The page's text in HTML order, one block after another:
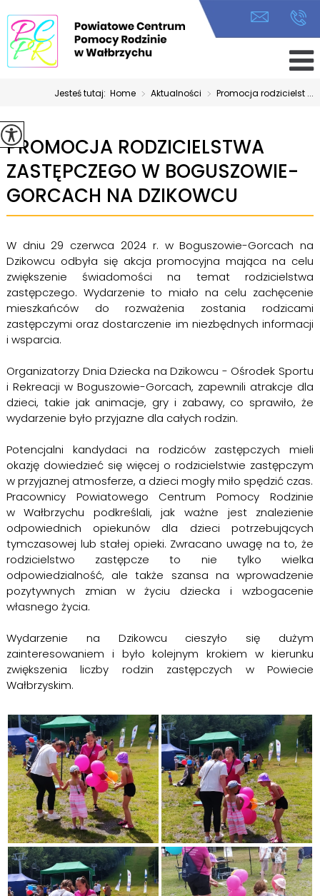
Jesteś tutaj:Home > Aktualności > Promocja rodzicielst ...
PROMOCJA RODZICIELSTWA
ZASTĘPCZEGO W BOGUSZOWIE-
GORCACH NA DZIKOWCU
W dniu 29 czerwca 2024 r. w Boguszowie-Gorcach na
Dzikowcu odbyła się akcja promocyjna mająca na celu
zwiększenie świadomości na temat rodzicielstwa
zastępczego. Wydarzenie to miało na celu zachęcenie
mieszkańców do rozważenia zostania rodzicami
zastępczymi oraz dostarczenie im niezbędnych informacji
i wsparcia.
Organizatorzy Dnia Dziecka na Dzikowcu - Ośrodek Sportu
i Rekreacji w Boguszowie-Gorcach, zapewnili atrakcje dla
dzieci, takie jak animacje, gry i zabawy, co sprawiło, że
wydarzenie było przyjazne dla całych rodzin.
Potencjalni kandydaci na rodziców zastępczych mieli
okazję dowiedzieć się więcej o rodzicielstwie zastępczym
w przyjaznej atmosferze, a dzieci mogły miło spędzić czas.
Pracownicy Powiatowego Centrum Pomocy Rodzinie
w Wałbrzychu podkreślali, jak ważne jest znalezienie
odpowiednich opiekunów dla dzieci potrzebujących
tymczasowej lub stałej opieki. Zwracano uwagę na to, że
rodzicielstwo zastępcze to nie tylko wielka
odpowiedzialność, ale także szansa na wprowadzenie
pozytywnych zmian w życiu dziecka i wzbogacenie
własnego życia.
Wydarzenie na Dzikowcu cieszyło się dużym
zainteresowaniem i było kolejnym krokiem w kierunku
zwiększenia liczby rodzin zastępczych w Powiecie
Wałbrzyskim.